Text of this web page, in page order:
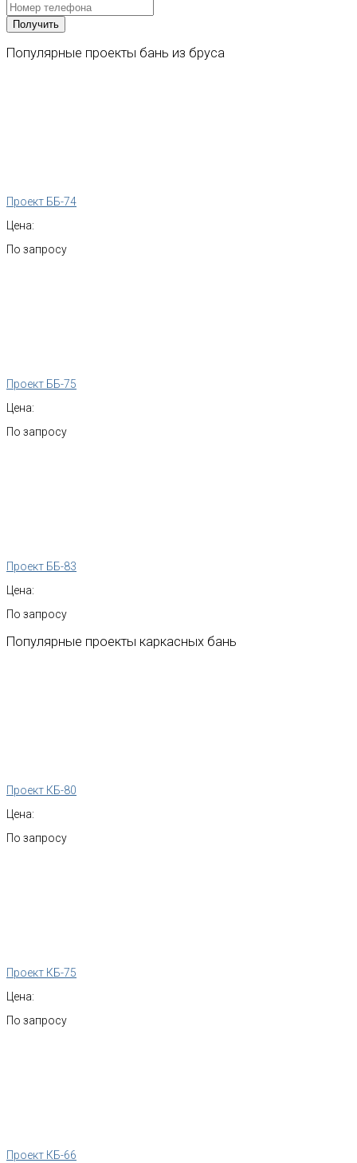
Популярные проекты бань из бруса
Проект ББ-74
Цена:
По запросу
Проект ББ-75
Цена:
По запросу
Проект ББ-83
Цена:
По запросу
Популярные проекты каркасных бань
Проект КБ-80
Цена:
По запросу
Проект КБ-75
Цена:
По запросу
Проект КБ-66